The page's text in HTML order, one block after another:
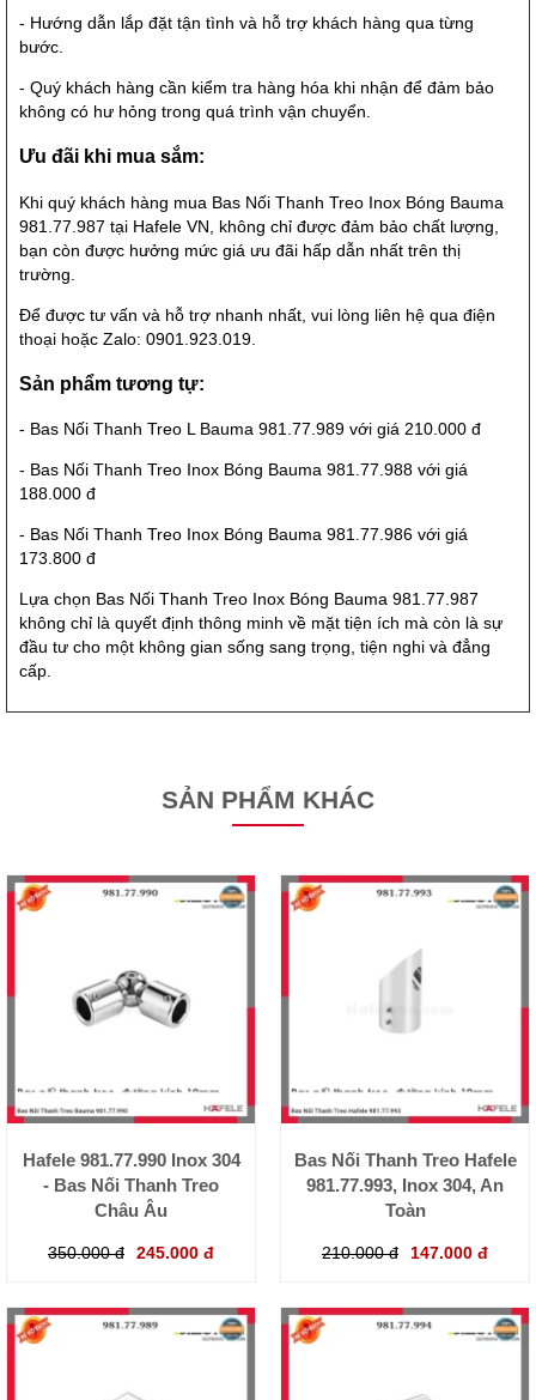
- Hướng dẫn lắp đặt tận tình và hỗ trợ khách hàng qua từng
bước.
- Quý khách hàng cần kiểm tra hàng hóa khi nhận để đảm bảo
không có hư hỏng trong quá trình vận chuyển.
Ưu đãi khi mua sắm:
Khi quý khách hàng mua Bas Nối Thanh Treo Inox Bóng Bauma
981.77.987 tại Hafele VN, không chỉ được đảm bảo chất lượng,
bạn còn được hưởng mức giá ưu đãi hấp dẫn nhất trên thị
trường.
Để được tư vấn và hỗ trợ nhanh nhất, vui lòng liên hệ qua điện
thoại hoặc Zalo: 0901.923.019.
Sản phẩm tương tự:
- Bas Nối Thanh Treo L Bauma 981.77.989 với giá 210.000 đ
- Bas Nối Thanh Treo Inox Bóng Bauma 981.77.988 với giá
188.000 đ
- Bas Nối Thanh Treo Inox Bóng Bauma 981.77.986 với giá
173.800 đ
Lựa chọn Bas Nối Thanh Treo Inox Bóng Bauma 981.77.987
không chỉ là quyết định thông minh về mặt tiện ích mà còn là sự
đầu tư cho một không gian sống sang trọng, tiện nghi và đẳng
cấp.
SẢN PHẨM KHÁC
Hafele 981.77.990 Inox 304
- Bas Nối Thanh Treo
Châu Âu
350.000 đ 245.000 đ
Bas Nối Thanh Treo Hafele
981.77.993, Inox 304, An
Toàn
210.000 đ 147.000 đ